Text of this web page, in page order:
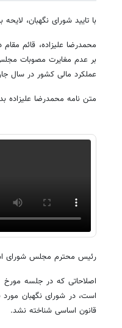
با تایید شورای نگهبان، لایحه بودجه سال 90،
محمدرضا علیزاده، قائم
بر عدم مغایرت مصوبات
عملکرد مالی کشور در سال
متن نامه محمدرضا
رئیس محترم مجلس شورای
اصلاحاتی که در جلسه
است، در شورای نگهبان
قانون اساسی شناخته نشد.